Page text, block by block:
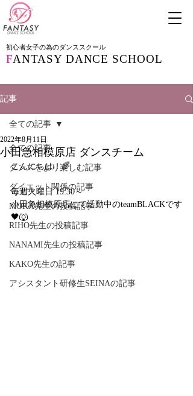
初心者女子の為のダンススクール
FANTASY DANCE SCHOOL
記事
全ての記事
ダンスをより楽しむ記事
ダイエット関係の記事
MOKA先生の投稿記事
RIHO先生の投稿記事
NANAMI先生の投稿記事
KAKO先生の記事
アシスタント研修生SEINAの記事
全ての記事
小田急相模原店 ダンスチーム
2022年8月11日
こんにちは！🌈
毎週火曜日 19:30～
小田急相模原店にて活動中のteamBLACKです
🖤🐺